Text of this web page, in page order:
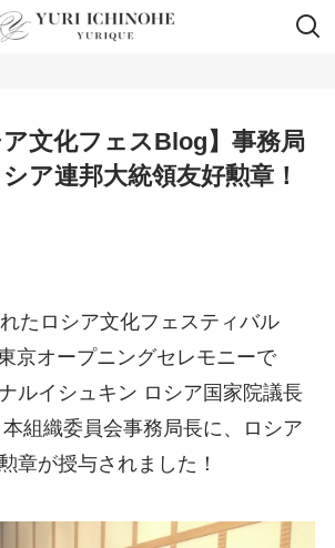
ア文化フェスBlog】事務局
ア連邦大統領友好勲章！
たロシア文化フェスティバル
京オープニングセレモニーで
ルイシュキン ロシア国家院議長
組織委員会事務局長に、ロシア
章が授与されました！